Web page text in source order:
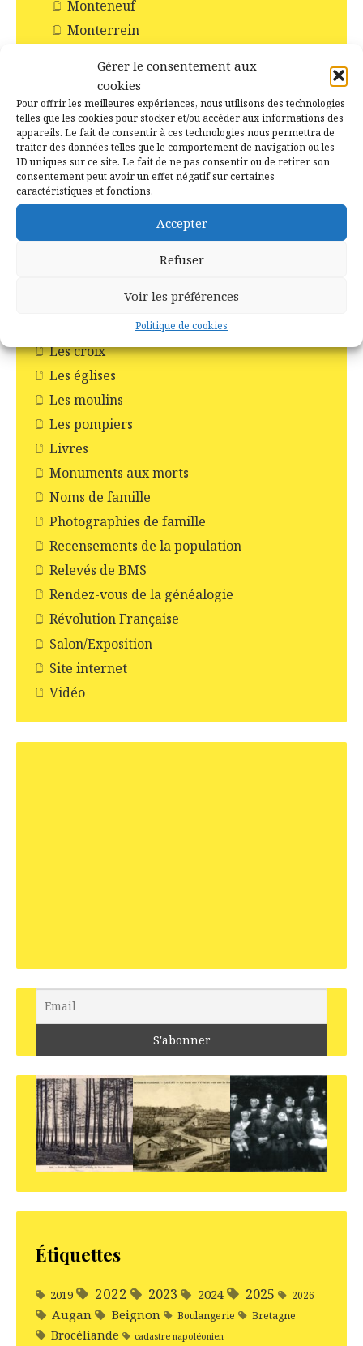
Gérer le consentement aux
cookies
Pour offrir les meilleures expériences, nous utilisons des technologies
telles que les cookies pour stocker et/ou accéder aux informations des
appareils. Le fait de consentir à ces technologies nous permettra de
traiter des données telles que le comportement de navigation ou les
ID uniques sur ce site. Le fait de ne pas consentir ou de retirer son
consentement peut avoir un effet négatif sur certaines
caractéristiques et fonctions.
Accepter
Refuser
Voir les préférences
Politique de cookies
Monteneuf
Monterrein
Paimpont
Ploërmel
Saint-Abraham
Saint-Malo-de-Beignon
Taupont
Tréhorenteuc
Histoire et Patrimoines de Campénéac
Incendie en forêt de Brocéliande
Les Châteaux
Les commerces
Les croix
Les églises
Les moulins
Les pompiers
Livres
Monuments aux morts
Noms de famille
Photographies de famille
Recensements de la population
Relevés de BMS
Rendez-vous de la généalogie
Révolution Française
Salon/Exposition
Site internet
Vidéo
Étiquettes
2019 2022 2023 2024 2025 2026
Augan Beignon Boulangerie Bretagne
Brocéliande cadastre napoléonien